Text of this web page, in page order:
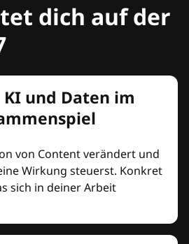
dich auf der
und Daten im
von Content verändert und
Wirkung steuerst. Konkret
sich in deiner Arbeit